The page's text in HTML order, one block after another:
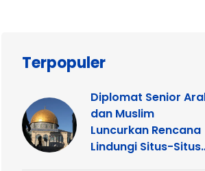
Terpopuler
Diplomat Senior
dan Muslim
Luncurkan Rencana
Lindungi Situs-Situs